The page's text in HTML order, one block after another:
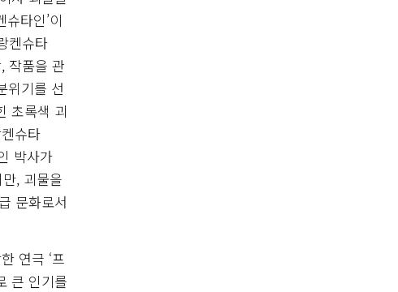
타인’이
켄슈타
작품을 관
위기를 선
초록색 괴
슈타
박사가
, 괴물을
문화로서
연극 ‘프
큰 인기를